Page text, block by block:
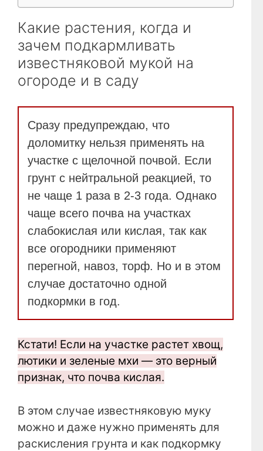
Какие растения, когда и
зачем подкармливать
известняковой мукой на
огороде и в саду
Сразу предупреждаю, что
доломитку нельзя применять на
участке c щелочной почвой. Если
грунт с нейтральной реакцией, то
не чаще 1 раза в 2-3 года. Однако
чаще всего почва на участках
слабокислая или кислая, так как
все огородники применяют
перегной, навоз, торф. Но и в этом
случае достаточно одной
подкормки в год.
Кстати! Если на участке растет хвощ,
лютики и зеленые мхи — это верный
признак, что почва кислая.
В этом случае известняковую муку
можно и даже нужно применять для
раскисления грунта и как подкормку